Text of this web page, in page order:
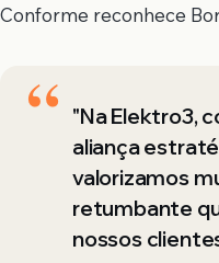
Conforme reconhece
"Na Elektro3,
aliança
valorizamos
retumbante
nossos